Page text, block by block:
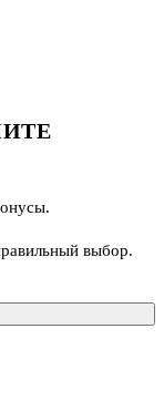
выбор.